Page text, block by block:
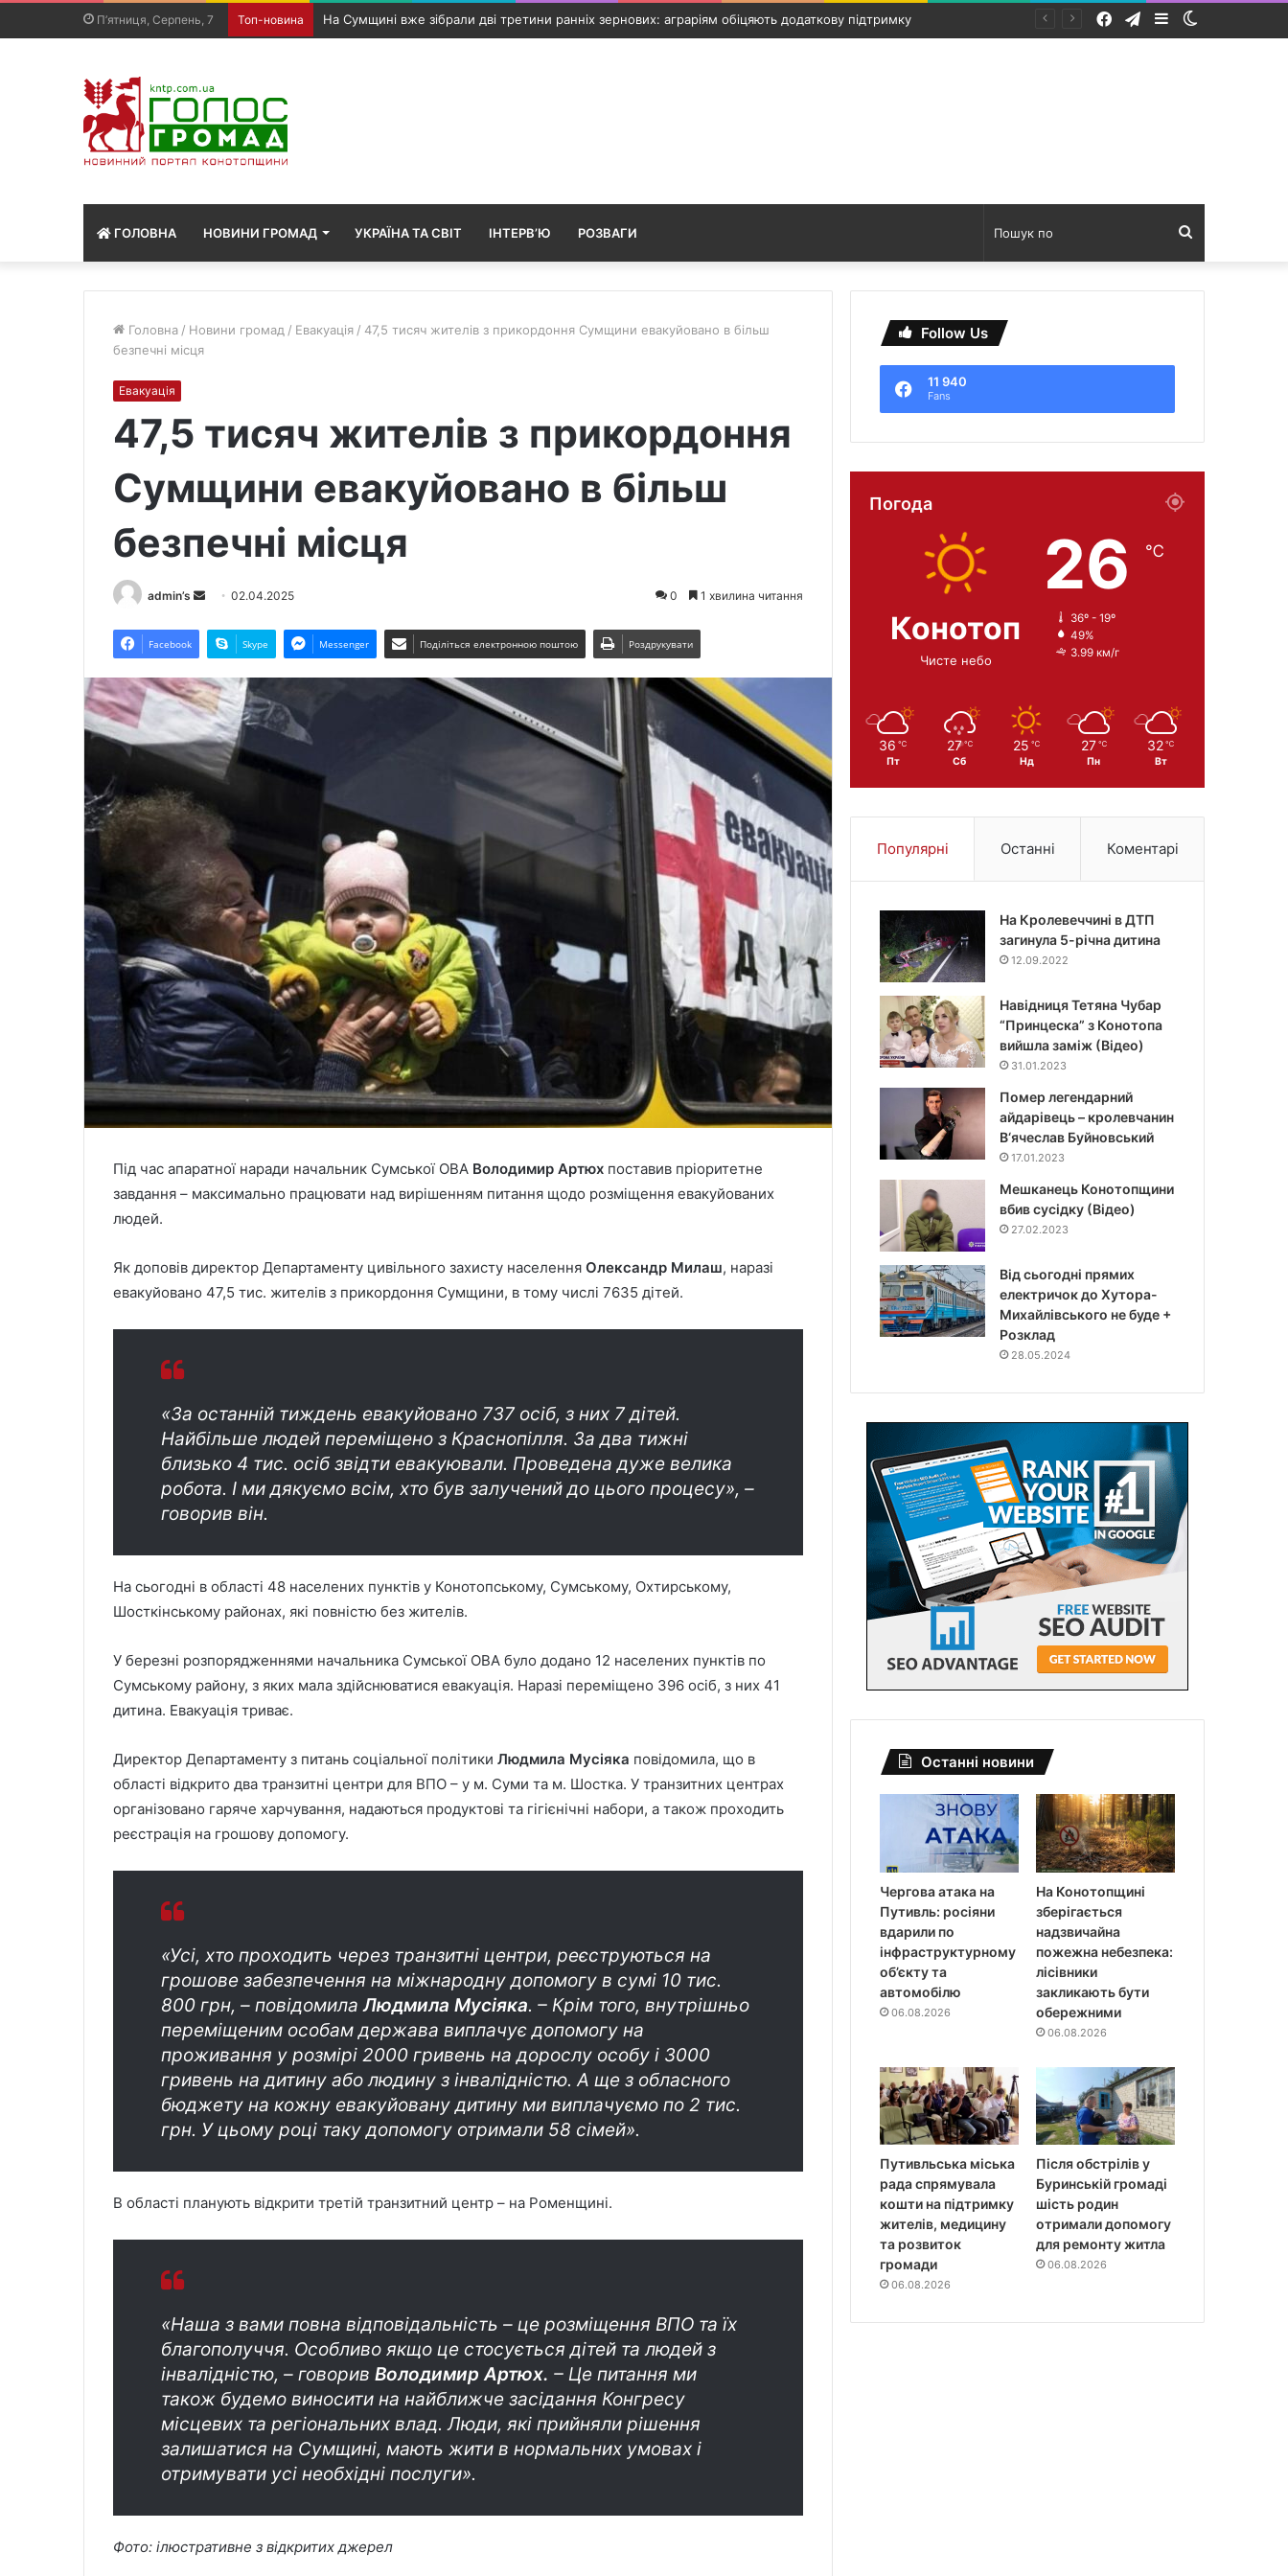
П’ятниця, Серпень, 7 Топ-новина Чергова атака на Путивль: росіяни вдарили по інфраструктурному об’єкту та автомобілю Sidebar
Telegram
Facebook
ГОЛОВНА НОВИНИ ГРОМАД УКРАЇНА ТА СВІТ ІНТЕРВ’Ю РОЗВАГИ
по
Головна / Новини громад / Евакуація / 47,5 тисяч жителів з прикордоння Сумщини евакуйовано в більш
безпечні місця
Евакуація
47,5 тисяч жителів з прикордоння
Сумщини евакуйовано в більш
безпечні місця
admin’s
a
n
e
a
02.04.2025 0 1 хвилина читання
Facebook Skype Messenger Поділіться електронною поштою Роздрукувати
Під час апаратної наради начальник Сумської ОВА Володимир Артюх поставив пріоритетне
завдання – максимально працювати над вирішенням питання щодо розміщення евакуйованих
людей.
Як доповів директор Департаменту цивільного захисту населення Олександр Милаш, наразі
евакуйовано 47,5 тис. жителів з прикордоння Сумщини, в тому числі 7635 дітей.
«За останній тиждень евакуйовано 737 осіб, з них 7 дітей.
Найбільше людей переміщено з Краснопілля. За два тижні
близько 4 тис. осіб звідти евакуювали. Проведена дуже велика
робота. І ми дякуємо всім, хто був залучений до цього процесу», –
говорив він.
На сьогодні в області 48 населених пунктів у Конотопському, Сумському, Охтирському,
Шосткінському районах, які повністю без жителів.
У березні розпорядженнями начальника Сумської ОВА було додано 12 населених пунктів по
Сумському району, з яких мала здійснюватися евакуація. Наразі переміщено 396 осіб, з них 41
дитина. Евакуація триває.
Директор Департаменту з питань соціальної політики Людмила Мусіяка повідомила, що в
області відкрито два транзитні центри для ВПО – у м. Суми та м. Шостка. У транзитних центрах
організовано гаряче харчування, надаються продуктові та гігієнічні набори, а також проходить
реєстрація на грошову допомогу.
«Усі, хто проходить через транзитні центри, реєструються на
грошове забезпечення на міжнародну допомогу в сумі 10 тис.
800 грн, – повідомилаЛюдмила Мусіяка. – Крім того, внутрішньо
переміщеним особам держава виплачує допомогу на
проживання у розмірі 2000 гривень на дорослу особу і 3000
гривень на дитину або людину з інвалідністю. А ще з обласного
бюджету на кожну евакуйовану дитину ми виплачуємо по 2 тис.
грн. У цьому році таку допомогу отримали 58 сімей».
В області планують відкрити третій транзитний центр – на Роменщині.
«Наша з вами повна відповідальність – це розміщення ВПО та їх
благополуччя. Особливо якщо це стосується дітей та людей з
інвалідністю, – говорив Володимир Артюх. – Це питання ми
також будемо виносити на найближче засідання Конгресу
місцевих та регіональних влад. Люди, які прийняли рішення
залишатися на Сумщині, мають жити в нормальних умовах і
отримувати усі необхідні послуги».
Фото: ілюстративне з відкритих джерел
Follow Us
11 940
Fans
Погода
Конотоп
Чисте небо
26 ℃
36º - 19º
49%
3.99 км/г
36 ℃
Пт
27 ℃
Сб
25 ℃
Нд
27 ℃
Пн
32 ℃
Вт
Популярні Останні Коментарі
На Кролевеччині в ДТП
загинула 5-річна дитина
12.09.2022
Навідниця Тетяна Чубар
“Принцеска” з Конотопа
вийшла заміж (Відео)
31.01.2023
Помер легендарний
айдарівець – кролевчанин
В‘ячеслав Буйновський
17.01.2023
Мешканець Конотопщини
вбив сусідку (Відео)
27.02.2023
Від сьогодні прямих
електричок до Хутора-
Михайлівського не буде +
Розклад
28.05.2024
Останні новини
Чергова атака на
Путивль: росіяни
вдарили по
інфраструктурному
об’єкту та
автомобілю
06.08.2026
На Конотопщині
зберігається
надзвичайна
пожежна небезпека:
лісівники
закликають бути
обережними
06.08.2026
Путивльська міська
рада спрямувала
кошти на підтримку
жителів, медицину
та розвиток
громади
06.08.2026
Після обстрілів у
Буринській громаді
шість родин
отримали допомогу
для ремонту житла
06.08.2026